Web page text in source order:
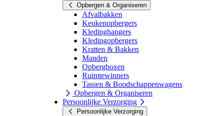
Opbergen & Organiseren
Afvalbakken
Keukenopbergers
Kledinghangers
Kledingopbergers
Kratten & Bakken
Manden
Opbergboxen
Ruimtewinners
Tassen & Boodschappenwagens
Opbergen & Organiseren
Persoonlijke Verzorging
Persoonlijke Verzorging